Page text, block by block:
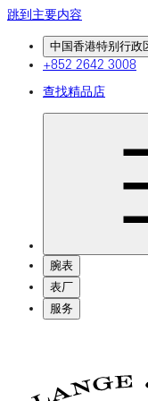
跳到主要内容
中国香港特别行政
+852 2642 3008
查找精品店
腕表
表厂
服务